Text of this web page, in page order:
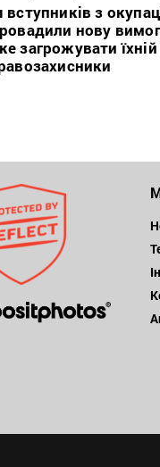
з
нову
загрожувати їхній